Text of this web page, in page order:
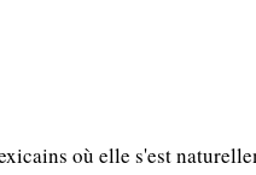
où elle s'est